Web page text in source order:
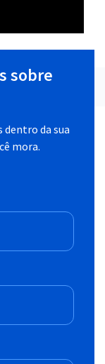
sobre
dentro da sua
mora.